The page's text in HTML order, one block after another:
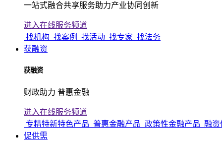
一站式融合共享服务助力产业协同创新
进入在线服务频道
找机构 找案例 找活动 找专家 找法务
获融资
获融资
财政助力 普惠金融
进入在线服务频道
专精特新特色产品 普惠金融产品 政策性金融产品 融资
促供需